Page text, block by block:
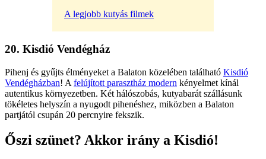
A legjobb kutyás filmek
20. Kisdió Vendégház
Pihenj és gyűjts élményeket a Balaton közelében található Kisdió
Vendégházban! A felújított parasztház modern kényelmet kínál
autentikus környezetben. Két hálószobás, kutyabarát szállásunk
tökéletes helyszín a nyugodt pihenéshez, miközben a Balaton
partjától csupán 20 percnyire fekszik.
Őszi szünet? Akkor irány a Kisdió!